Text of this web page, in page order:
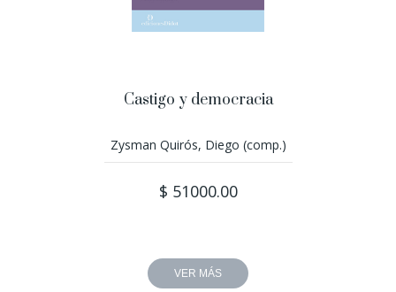
Castigo y democracia
Zysman Quirós, Diego (comp.)
$ 51000.00
VER MÁS